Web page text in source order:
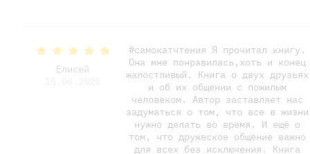
Елисей
#самокатчтения Я прочитал книгу.
Она мне понравилась,хоть и конец
жалостливый. Книга о двух друзьях
и об их общении с пожилым
человеком. Автор заставляет нас
задуматься о том, что все в жизни
нужно делать во время. И ещё о
том, что дружеское общение важно
для всех без исключения. Книга